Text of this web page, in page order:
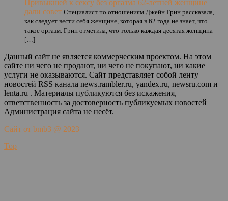
Привыкшей к сексу без оргазма 62-летней женщине
дали совет Специалист по отношениям Джейн Грин рассказала,
как следует вести себя женщине, которая в 62 года не знает, что
такое оргазм. Грин отметила, что только каждая десятая женщина
[…]
Данный сайт не является коммерческим проектом. На этом
сайте ни чего не продают, ни чего не покупают, ни какие
услуги не оказываются. Сайт представляет собой ленту
новостей RSS канала news.rambler.ru, yandex.ru, newsru.com и
lenta.ru . Материалы публикуются без искажения,
ответственность за достоверность публикуемых новостей
Администрация сайта не несёт.
Сайт от bmb3 @ 2023
Top